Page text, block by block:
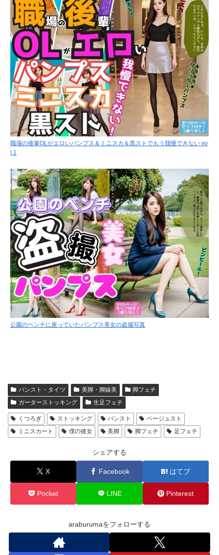
職場の後輩OLがエロいパンプス＆ミニスカ＆黒ストでもう我慢できない vo
l.1
公園のベンチに座っていたパンプス美女の盗撮写真
パンスト・タイツ 美脚・脚線美
脚フェチ
ガーターストッキング
生足フェチ
くつろぎ ストッキング パンスト
ベージュスト
ミニスカート
僕の彼女 美脚 脚フェチ 足フェチ
シェアする
X Facebook はてブ
Pocket LINE Pinterest
araburumaをフォローする